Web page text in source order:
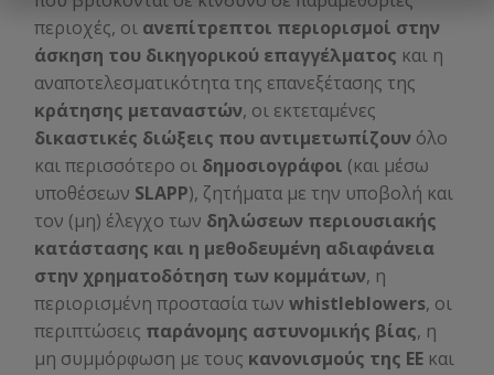
περιοχές, οι ανεπίτρεπτοι περιορισμοί στην
άσκηση του δικηγορικού επαγγέλματος και η
αναποτελεσματικότητα της επανεξέτασης της
κράτησης μεταναστών, οι εκτεταμένες
δικαστικές διώξεις που αντιμετωπίζουν όλο
και περισσότερο οι δημοσιογράφοι (και μέσω
υποθέσεων SLAPP), ζητήματα με την υποβολή και
τον (μη) έλεγχο των δηλώσεων περιουσιακής
κατάστασης και η μεθοδευμένη αδιαφάνεια
στην χρηματοδότηση των κομμάτων, η
περιορισμένη προστασία των whistleblowers, οι
περιπτώσεις παράνομης αστυνομικής βίας, η
μη συμμόρφωση με τους κανονισμούς της ΕΕ και